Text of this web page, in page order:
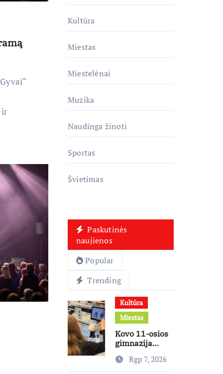
ir
Kultūra
Miestas
Miestelėnai
Muzika
Naudinga žinoti
Sportas
Švietimas
Paskutinės
naujienos
Popular
Trending
Kultūra
Miestas
Kovo 11-osios
gimnazija
mokymosi
kultūrą: nuo
Rgp 7, 2026